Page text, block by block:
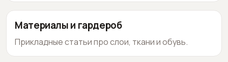
Материалы и гардероб
Прикладные статьи про слои, ткани и обувь.